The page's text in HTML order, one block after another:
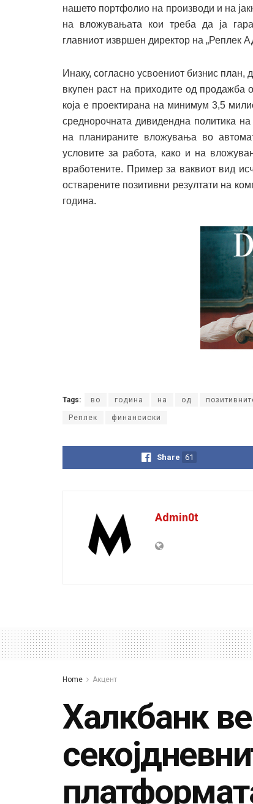
нашето портфолио на производи и на
на вложувањата кои треба да ја
главниот извршен директор на „Реплек
Инаку, согласно усвоениот бизнис план,
вкупен раст на приходите од продажба
која е проектирана на минимум 3,5
среднорочната дивидендна политика
на планираните вложувања во
условите за работа, како и на
вработените. Пример за ваквиот вид
остварените позитивни резултати на
година.
Tags: во година на од
Реплек финансиски
Share 61
Admin0t
Home Акцент
Халкбанк